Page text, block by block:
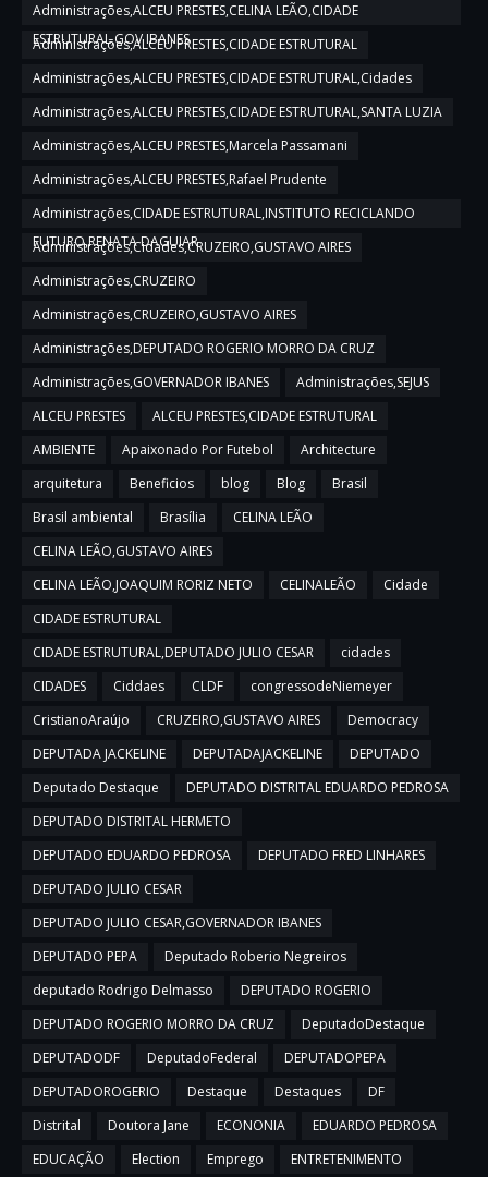
Administrações,ALCEU PRESTES,CELINA LEÃO,CIDADE
ESTRUTURAL,GOV IBANES
Administrações,ALCEU PRESTES,CIDADE ESTRUTURAL
Administrações,ALCEU PRESTES,CIDADE ESTRUTURAL,Cidades
Administrações,ALCEU PRESTES,CIDADE ESTRUTURAL,SANTA LUZIA
Administrações,ALCEU PRESTES,Marcela Passamani
Administrações,ALCEU PRESTES,Rafael Prudente
Administrações,CIDADE ESTRUTURAL,INSTITUTO RECICLANDO
FUTURO,RENATA DAGUIAR
Administrações,Cidades,CRUZEIRO,GUSTAVO AIRES
Administrações,CRUZEIRO
Administrações,CRUZEIRO,GUSTAVO AIRES
Administrações,DEPUTADO ROGERIO MORRO DA CRUZ
Administrações,GOVERNADOR IBANES
Administrações,SEJUS
ALCEU PRESTES
ALCEU PRESTES,CIDADE ESTRUTURAL
AMBIENTE
Apaixonado Por Futebol
Architecture
arquitetura
Beneficios blog Blog
Brasil
Brasil ambiental
Brasília
CELINA LEÃO
CELINA LEÃO,GUSTAVO AIRES
CELINA LEÃO,JOAQUIM RORIZ NETO
CELINALEÃO
Cidade
CIDADE ESTRUTURAL
CIDADE ESTRUTURAL,DEPUTADO JULIO CESAR
cidades
CIDADES
Ciddaes CLDF
congressodeNiemeyer
CristianoAraújo
CRUZEIRO,GUSTAVO AIRES
Democracy
DEPUTADA JACKELINE
DEPUTADAJACKELINE
DEPUTADO
Deputado Destaque
DEPUTADO DISTRITAL EDUARDO PEDROSA
DEPUTADO DISTRITAL HERMETO
DEPUTADO EDUARDO PEDROSA
DEPUTADO FRED LINHARES
DEPUTADO JULIO CESAR
DEPUTADO JULIO CESAR,GOVERNADOR IBANES
DEPUTADO PEPA
Deputado Roberio Negreiros
deputado Rodrigo Delmasso
DEPUTADO ROGERIO
DEPUTADO ROGERIO MORRO DA CRUZ
DeputadoDestaque
DEPUTADODF
DeputadoFederal
DEPUTADOPEPA
DEPUTADOROGERIO
Destaque Destaques
DF
Distrital
Doutora Jane ECONONIA
EDUARDO PEDROSA
EDUCAÇÃO
Election Emprego
ENTRETENIMENTO